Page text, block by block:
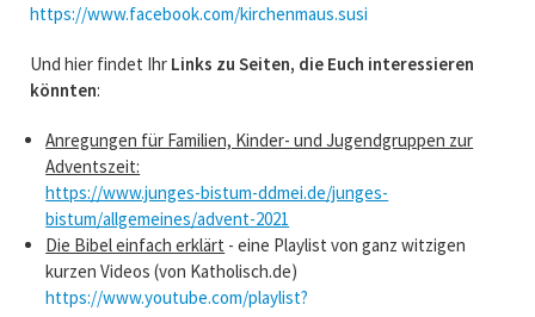
https://www.facebook.com/kirchenmaus.susi
Und hier findet Ihr Links zu Seiten, die Euch interessieren
könnten:
Anregungen für Familien, Kinder- und Jugendgruppen zur
Adventszeit:
https://www.junges-bistum-ddmei.de/junges-
bistum/allgemeines/advent-2021
Die Bibel einfach erklärt - eine Playlist von ganz witzigen
kurzen Videos (von Katholisch.de)
https://www.youtube.com/playlist?